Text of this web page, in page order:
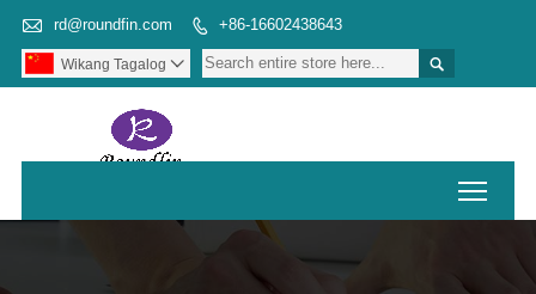
 rd@roundfin.com  +86-16602438643

Wikang Tagalog 